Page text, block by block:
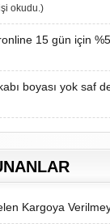
okudu.)
15 gün için
boyası yok saf
Kargoya